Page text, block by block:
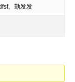
。勤发发